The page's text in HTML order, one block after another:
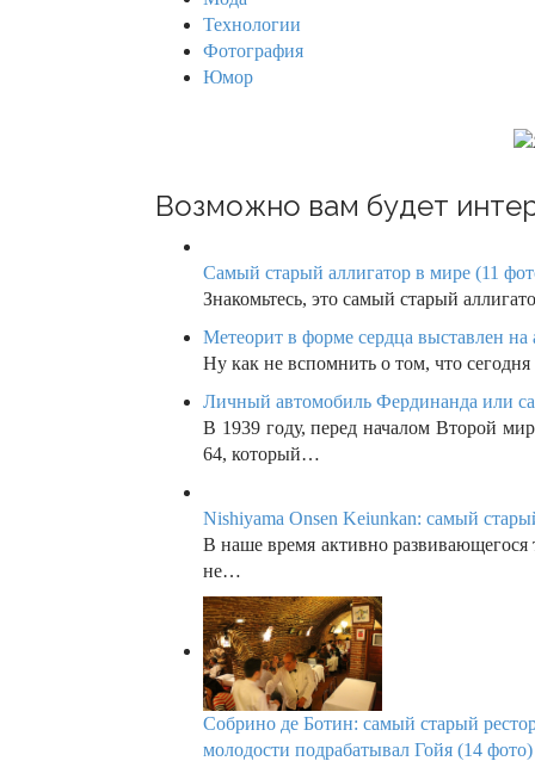
o
Технологии
Фотография
Юмор
Возможно вам будет
Самый старый аллигатор в мире (11
Знакомьтесь, это самый старый
Метеорит в форме сердца выставлен на
Ну как не вспомнить о том, что
Личный автомобиль Фердинанда или
В 1939 году, перед началом Второй
64, который…
Nishiyama Onsen Keiunkan: самый
В наше время активно развивающегося
не…
Собрино де Ботин: самый старый
молодости подрабатывал Гойя (14 фото)